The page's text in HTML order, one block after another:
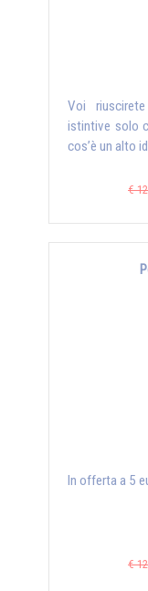
Voi
istintive solo
cos’è un alto
€
In offerta a 5
€